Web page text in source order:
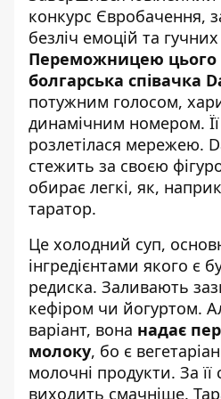
конкурс Євробачення,
безліч емоцій та
Переможницею цього
болгарська співачка
потужним голосом,
динамічним номером.
розлетілася мережею.
стежить за своєю
обирає легкі, як,
таратор.
Це холодний суп,
інгредієнтами якого є
редиска. Заливають
кефіром чи йогуртом.
варіант, вона надає
молоку, бо є
молочні продукти. За
виходить смачніше.